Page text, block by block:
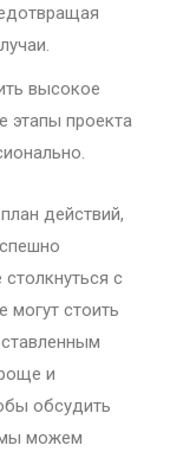
высокое
этапы проекта
действий,
с
стоить
и
обсудить
мы можем